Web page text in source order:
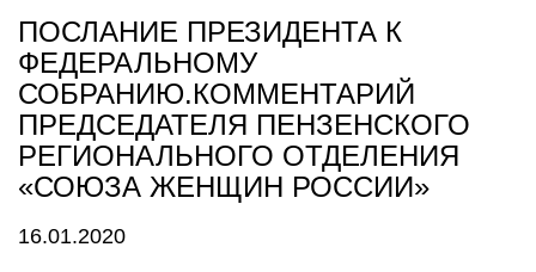
ПОСЛАНИЕ ПРЕЗИДЕНТА К
ФЕДЕРАЛЬНОМУ
СОБРАНИЮ.КОММЕНТАРИЙ
ПРЕДСЕДАТЕЛЯ ПЕНЗЕНСКОГО
РЕГИОНАЛЬНОГО ОТДЕЛЕНИЯ
«СОЮЗА ЖЕНЩИН РОССИИ»
16.01.2020